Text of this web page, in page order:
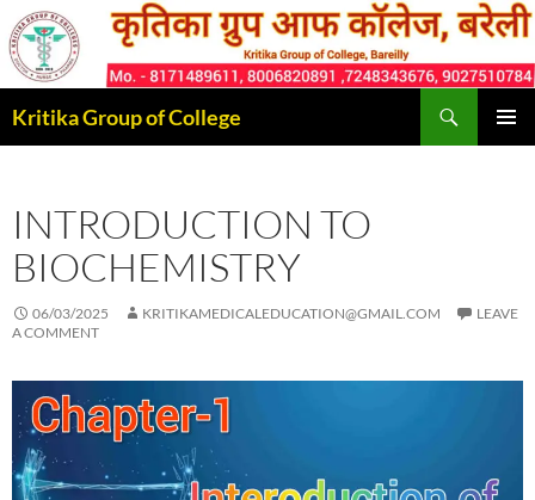
Skip
to
content
Kritika Group of College
INTRODUCTION TO
BIOCHEMISTRY
06/03/2025 KRITIKAMEDICALEDUCATION@GMAIL.COM
LEAVE
A COMMENT